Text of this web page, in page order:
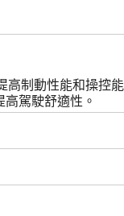
制動性能和操控
駕駛舒適性。